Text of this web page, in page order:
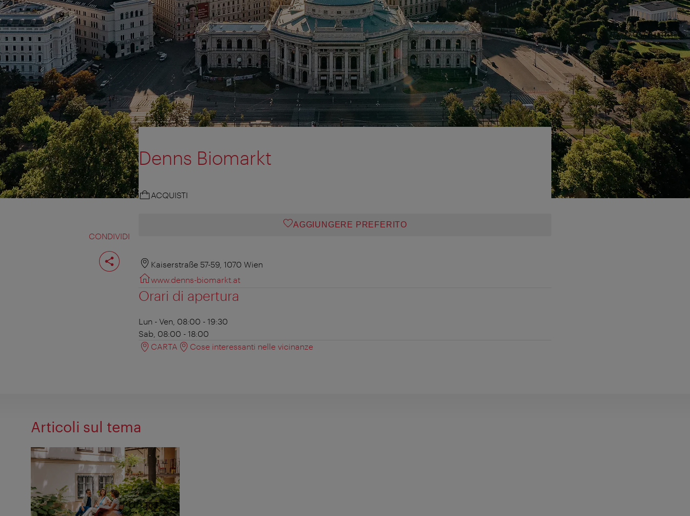
CONDIVIDI
Condividi
pagina
Denns Biomarkt
ACQUISTI
AGGIUNGERE PREFERITO
Kaiserstraße 57-59, 1070 Wien
www.denns-biomarkt.at
Orari di apertura
Lun - Ven, 08:00 - 19:30
Sab, 08:00 - 18:00
CARTA
Cose interessanti nelle vicinanze
Articoli sul tema